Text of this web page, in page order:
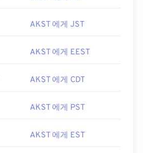
AKST 에게 JST
AKST 에게 EEST
AKST 에게 CDT
AKST 에게 PST
AKST 에게 EST